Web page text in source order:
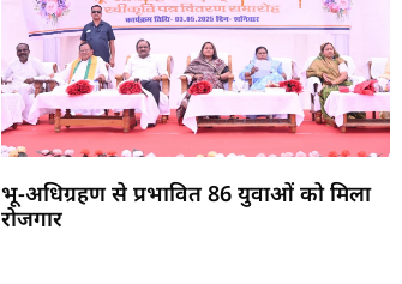
भू-अधिग्रहण से प्रभावित 86 युवाओं को मिला
रोजगार